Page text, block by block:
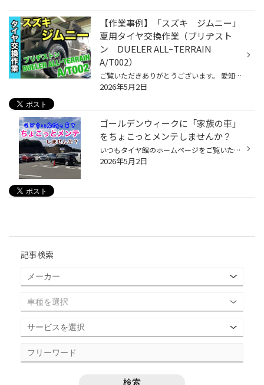
【作業事例】「スズキ ジムニー」
夏用タイヤ交換作業（ブリヂスト
ン DUELER ALLｰTERRAIN
A/T002）
ご覧いただきありがとうございます。 愛知県安城市のタイヤ館安城店（あんじょう）です。 店舗は、東海道新幹線三河安城駅の南側、県道48号沿い、釣り具のイシグロ三河安城店さんの向かいで、洋服の青山三河安城店さんとスシロー三河安城店の間にあります。 ◆JR東刈谷駅よりクルマで約5分 ◆JR安城駅...
2026年5月2日
ゴールデンウィークに「家族の車」
をちょこっとメンテしませんか？
いつもタイヤ館のホームページをご覧いただき、ありがとうございます。 ゴールデンウィーク、皆さんはどのようにお過ごしですか？この連休で、久しぶりに帰省されている方もいらっしゃるのではないでしょうか？連休は、久しぶりに家族が集まる大切な時間。そんな中で、ふと気になるのが「家族の車の...
2026年5月2日
記事検索